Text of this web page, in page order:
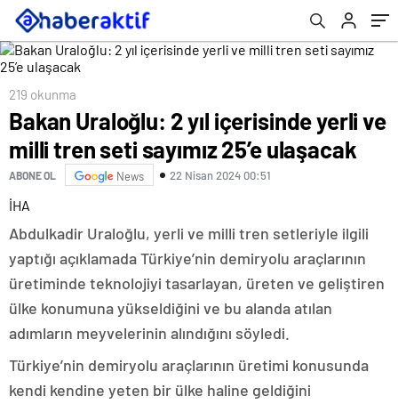
219 okunma
Bakan Uraloğlu: 2 yıl içerisinde yerli ve
milli tren seti sayımız 25’e ulaşacak
ABONE OL News 22 Nisan 2024 00:51
İHA
Abdulkadir Uraloğlu, yerli ve milli tren setleriyle ilgili
yaptığı açıklamada Türkiye’nin demiryolu araçlarının
üretiminde teknolojiyi tasarlayan, üreten ve geliştiren
ülke konumuna yükseldiğini ve bu alanda atılan
adımların meyvelerinin alındığını söyledi.
Türkiye’nin demiryolu araçlarının üretimi konusunda
kendi kendine yeten bir ülke haline geldiğini